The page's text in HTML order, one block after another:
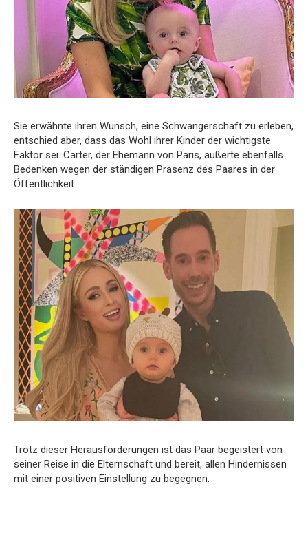
Sie erwähnte ihren Wunsch, eine Schwangerschaft zu erleben,
entschied aber, dass das Wohl ihrer Kinder der wichtigste
Faktor sei. Carter, der Ehemann von Paris, äußerte ebenfalls
Bedenken wegen der ständigen Präsenz des Paares in der
Öffentlichkeit.
Trotz dieser Herausforderungen ist das Paar begeistert von
seiner Reise in die Elternschaft und bereit, allen Hindernissen
mit einer positiven Einstellung zu begegnen.